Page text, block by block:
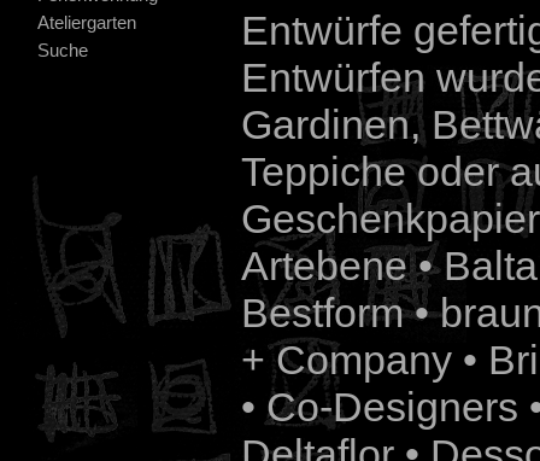
Ateliergarten
Suche
Entwürfe
Entwürfen
Gardinen,
Teppiche oder
Artebene •
Bestform •
+ Company •
• Co-Designers